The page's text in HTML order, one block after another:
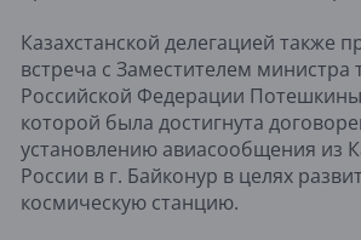
Казахстанской делегацией также
встреча с Заместителем министра
Российской Федерации
которой была достигнута
установлению авиасообщения из
России в г. Байконур в целях
космическую станцию.